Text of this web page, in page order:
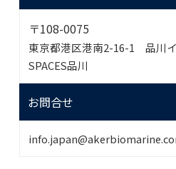
〒108-0075
東京都港区港南2-16-1 品川
SPACES品川
お問合せ